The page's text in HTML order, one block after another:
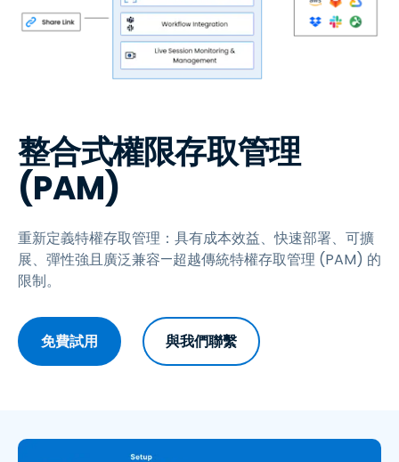
整合式權限存取管理
(PAM)
重新定義特權存取管理：具有成本效益、快速部署、可擴
展、彈性強且廣泛兼容—超越傳統特權存取管理 (PAM) 的
限制。
免費試用 與我們聯繫